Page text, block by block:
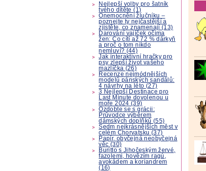
Nejlepší volby pro šatník
tvého dítěte (1)
Onemocnění žlučníku –
poznejte ty nejčastější a
zjistěte, co znamenají (13)
Darování vajíček očima
žen: Co cítí až 72 % dárkyň
a proč o tom nikdo
nemluví? (44)
Jak interaktivní hračky pro
psy zlepší život vašeho
mazlíčka (26)
Recenze nejmódnějších
modelů pánských sandálů:
4 návrhy na léto (27)
3 Nejlepší Destinace pro
Last Minute dovolenou u
moře 2024 (39)
Ozdobte se s grácii:
Průvodce výběrem
dámských doplňků (55)
Sedm nejkrásnějších měst v
celém Chorvatsku (37)
Papír, obyčejná neobyčejná
věc (30)
Buritto s Jihočeským žervé,
fazolemi, hovězím ragú,
avokádem a koriandrem
(16)